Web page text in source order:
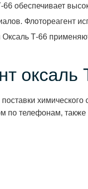
обеспечивает
Флотореагент
Т-66
оксаль
телефонам, также